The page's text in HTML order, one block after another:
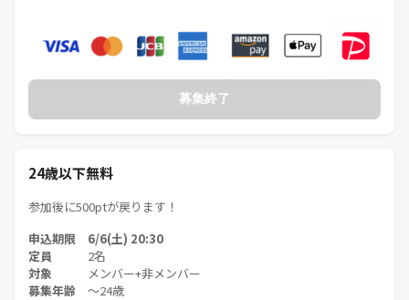
募集終了
24歳以下無料
参加後に500ptが戻ります！
申込期限 6/6(土) 20:30
定員 2名
対象
メンバー+非メンバー
募集年齢 〜24歳